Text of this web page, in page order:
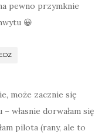
pewno przymknie
😀
może zacznie się
własnie dorwałam się
pilota (rany, ale to